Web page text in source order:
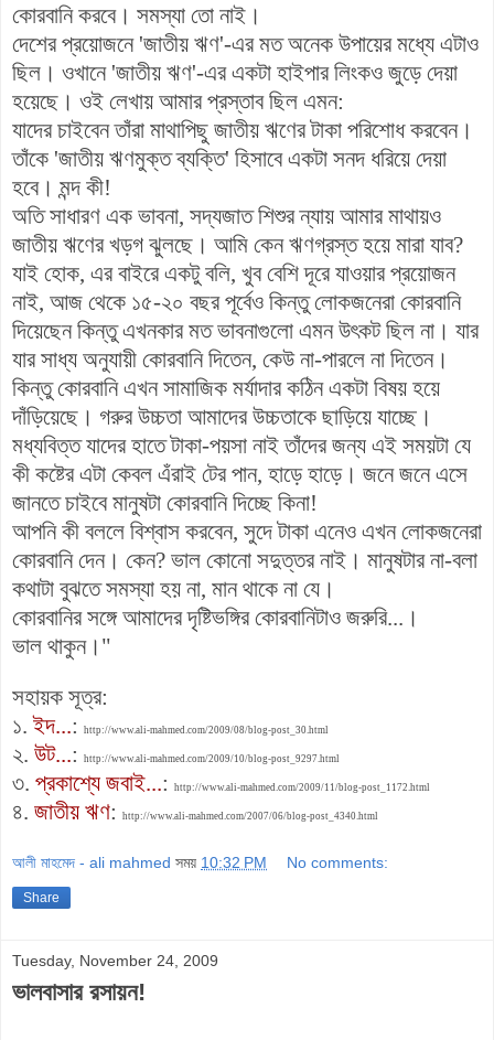
কোরবানি করবে। সমস্যা তো নাই।
দেশের প্রয়োজনে 'জাতীয় ঋণ'-এর মত অনেক উপায়ের মধ্যে এটাও
ছিল। ওখানে 'জাতীয় ঋণ'-এর একটা হাইপার লিংকও জুড়ে দেয়া
হয়েছে। ওই লেখায় আমার প্রস্তাব ছিল এমন:
যাদের চাইবেন তাঁরা মাথাপিছু জাতীয় ঋণের টাকা পরিশোধ করবেন।
তাঁকে 'জাতীয় ঋণমুক্ত ব্যক্তি' হিসাবে একটা সনদ ধরিয়ে দেয়া
হবে। মন্দ কী!
অতি সাধারণ এক ভাবনা, সদ্যজাত শিশুর ন্যায় আমার মাথায়ও
জাতীয় ঋণের খড়গ ঝুলছে। আমি কেন ঋণগ্রস্ত হয়ে মারা যাব?
যাই হোক, এর বাইরে একটু বলি, খুব বেশি দূরে যাওয়ার প্রয়োজন
নাই, আজ থেকে ১৫-২০ বছর পূর্বেও কিন্তু লোকজনেরা কোরবানি
দিয়েছেন কিন্তু এখনকার মত ভাবনাগুলো এমন উৎকট ছিল না। যার
যার সাধ্য অনুযায়ী কোরবানি দিতেন, কেউ না-পারলে না দিতেন।
কিন্তু কোরবানি এখন সামাজিক মর্যাদার কঠিন একটা বিষয় হয়ে
দাঁড়িয়েছে। গরুর উচ্চতা আমাদের উচ্চতাকে ছাড়িয়ে যাচ্ছে।
মধ্যবিত্ত যাদের হাতে টাকা-পয়সা নাই তাঁদের জন্য এই সময়টা যে
কী কষ্টের এটা কেবল এঁরাই টের পান, হাড়ে হাড়ে। জনে জনে এসে
জানতে চাইবে মানুষটা কোরবানি দিচ্ছে কিনা!
আপনি কী বললে বিশ্বাস করবেন, সুদে টাকা এনেও এখন লোকজনেরা
কোরবানি দেন। কেন? ভাল কোনো সদুত্তর নাই। মানুষটার না-বলা
কথাটা বুঝতে সমস্যা হয় না, মান থাকে না যে।
কোরবানির সঙ্গে আমাদের দৃষ্টিভঙ্গির কোরবানিটাও জরুরি...।
ভাল থাকুন। "
সহায়ক সূত্র:
১.ইদ...: http://www.ali-mahmed.com/2009/08/blog-post_30.html
২. উট...: http://www.ali-mahmed.com/2009/10/blog-post_9297.html
৩. প্রকাশ্যে জবাই...: http://www.ali-mahmed.com/2009/11/blog-post_1172.html
৪. জাতীয় ঋণ: http://www.ali-mahmed.com/2007/06/blog-post_4340.html
আলী মাহমেদ - ali mahmed সময় 10:32 PM No comments:
Share
Tuesday, November 24, 2009
ভালবাসার রসায়ন!